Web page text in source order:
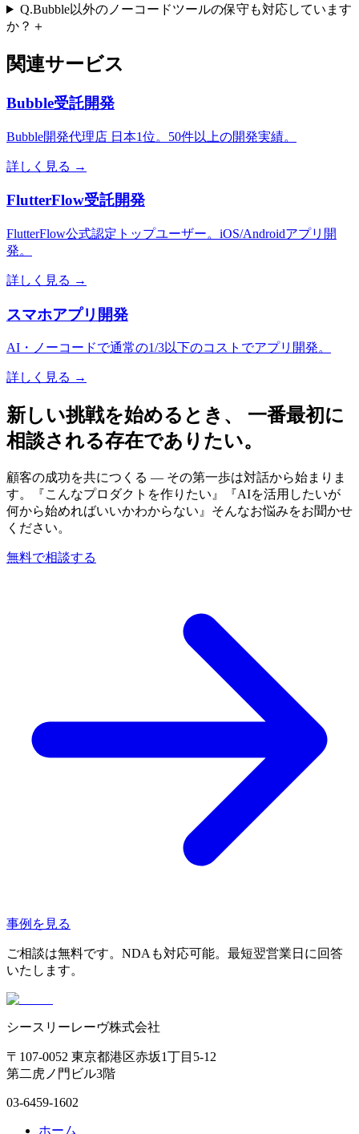
Q.Bubble以外のノーコードツールの保守も対応しています
か？ ＋
関連サービス
Bubble受託開発
Bubble開発代理店 日本1位。50件以上の開発実績。
詳しく見る →
FlutterFlow受託開発
FlutterFlow公式認定トップユーザー。iOS/Androidアプリ開
発。
詳しく見る →
スマホアプリ開発
AI・ノーコードで通常の1/3以下のコストでアプリ開発。
詳しく見る →
新しい挑戦を始めるとき、 一番最初に
相談される存在でありたい。
顧客の成功を共につくる — その第一歩は対話から始まりま
す。『こんなプロダクトを作りたい』『AIを活用したいが
何から始めればいいかわからない』そんなお悩みをお聞かせ
ください。
無料で相談する
事例を見る
ご相談は無料です。NDAも対応可能。最短翌営業日に回答
いたします。
シースリーレーヴ株式会社
〒107-0052 東京都港区赤坂1丁目5-12
第二虎ノ門ビル3階
03-6459-1602
ホーム